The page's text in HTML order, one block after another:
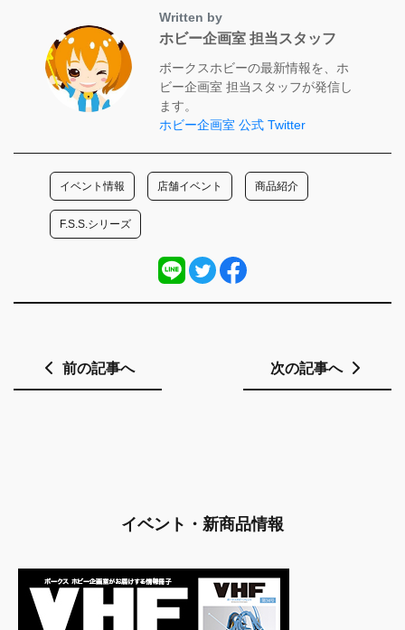
Written by
ホビー企画室 担当スタッフ
ボークスホビーの最新情報を、ホ
ビー企画室 担当スタッフが発信し
ます。
ホビー企画室 公式 Twitter
イベント情報 店舗イベント 商品紹介
F.S.S.シリーズ
前の記事へ 次の記事へ
イベント・新商品情報